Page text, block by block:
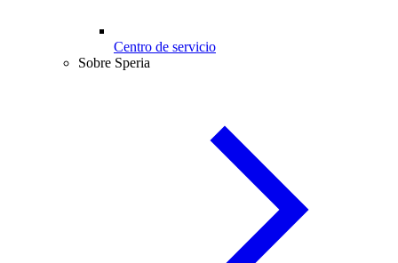
Centro de servicio
Sobre Speria